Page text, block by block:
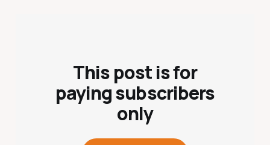
This post is for
paying subscribers
only